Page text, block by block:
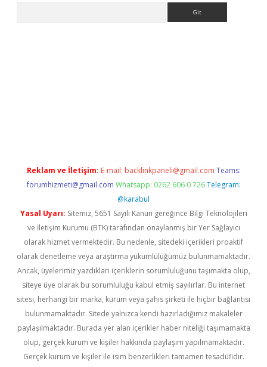
Reklam ve İletişim: E-mail: backlinkpaneli@gmail.com Teams:
forumhizmeti@gmail.com Whatsapp: 0262 606 0 726 Telegram:
@karabul
Yasal Uyarı: Sitemiz, 5651 Sayılı Kanun gereğince Bilgi Teknolojileri
ve İletişim Kurumu (BTK) tarafından onaylanmış bir Yer Sağlayıcı
olarak hizmet vermektedir. Bu nedenle, sitedeki içerikleri proaktif
olarak denetleme veya araştırma yükümlülüğümüz bulunmamaktadır.
Ancak, üyelerimiz yazdıkları içeriklerin sorumluluğunu taşımakta olup,
siteye üye olarak bu sorumluluğu kabul etmiş sayılırlar. Bu internet
sitesi, herhangi bir marka, kurum veya şahıs şirketi ile hiçbir bağlantısı
bulunmamaktadır. Sitede yalnızca kendi hazırladığımız makaleler
paylaşılmaktadır. Burada yer alan içerikler haber niteliği taşımamakta
olup, gerçek kurum ve kişiler hakkında paylaşım yapılmamaktadır.
Gerçek kurum ve kişiler ile isim benzerlikleri tamamen tesadüfidir.